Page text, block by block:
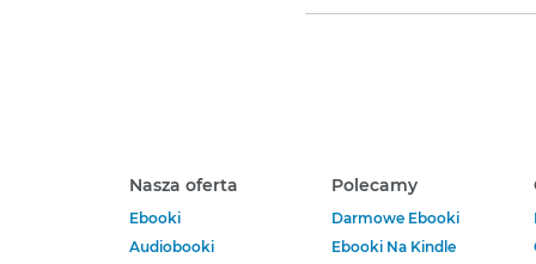
Nasza oferta
Ebooki
Audiobooki
Polecamy
Darmowe Ebooki
Ebooki Na Kindle